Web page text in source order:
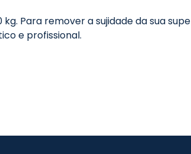
Para remover a sujidade da sua
e profissional.